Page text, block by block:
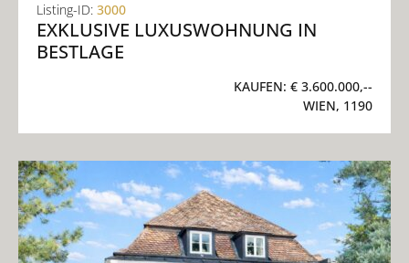
Listing-ID: 3000
EXKLUSIVE LUXUSWOHNUNG IN
BESTLAGE
KAUFEN: € 3.600.000,--
WIEN, 1190